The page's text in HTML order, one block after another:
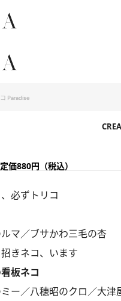
Paradise
880円（税込）
必ずトリコ
マ／ブサかわ三毛の杏
きネコ、います
板ネコ
ー／八穂昭のクロ／大津